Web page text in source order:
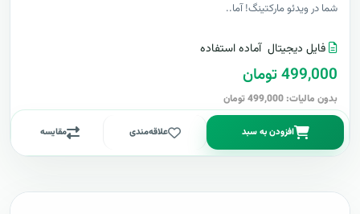
شما در ویدئو مارکتینگ! آما..
فایل دیجیتال آماده استفاده
499,000 تومان
بدون مالیات: 499,000 تومان
افزودن به سبد علاقه‌مندی مقایسه